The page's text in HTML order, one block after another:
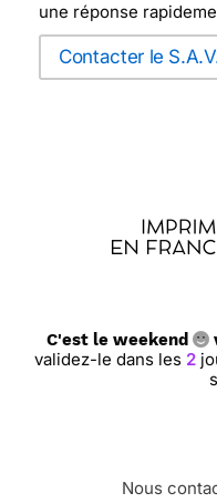
une réponse
Contacter le
C'est le weekend
validez-le dans les 2
Nous